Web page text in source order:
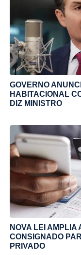
GOVERNO
HABITACIONAL
DIZ MINISTRO
NOVA LEI AMPLIA
CONSIGNADO
PRIVADO